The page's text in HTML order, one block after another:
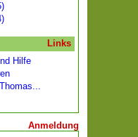
Links
Hilfe
Anmeldung